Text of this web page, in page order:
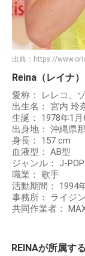
出典： https://
Reina（レイナ）
愛称： レレコ、
出生名： 宮内 玲
生誕： 1978年1月
出身地： 沖縄県
身長： 157 cm
血液型： AB型
ジャンル： J-POP
職業： 歌手
活動期間： 1994
事務所： ライジ
共同作業者：
REINAが所属す